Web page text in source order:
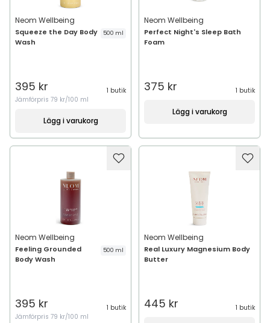
Neom Wellbeing
Squeeze the Day Body
Wash
500 ml
395 kr
1 butik
Jämförpris 79 kr/100 ml
Lägg i varukorg
Neom Wellbeing
Perfect Night's Sleep Bath
Foam
375 kr 1 butik
Lägg i varukorg
Neom Wellbeing
Feeling Grounded
Body Wash
500 ml
395 kr
1 butik
Jämförpris 79 kr/100 ml
Neom Wellbeing
Real Luxury Magnesium Body
Butter
445 kr 1 butik